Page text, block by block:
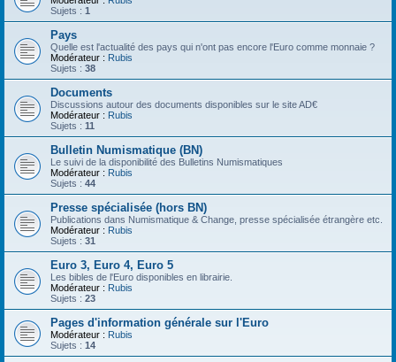
Sujets : 1
Pays
Quelle est l'actualité des pays qui n'ont pas encore l'Euro comme monnaie ?
Modérateur : Rubis
Sujets : 38
Documents
Discussions autour des documents disponibles sur le site AD€
Modérateur : Rubis
Sujets : 11
Bulletin Numismatique (BN)
Le suivi de la disponibilité des Bulletins Numismatiques
Modérateur : Rubis
Sujets : 44
Presse spécialisée (hors BN)
Publications dans Numismatique & Change, presse spécialisée étrangère etc.
Modérateur : Rubis
Sujets : 31
Euro 3, Euro 4, Euro 5
Les bibles de l'Euro disponibles en librairie.
Modérateur : Rubis
Sujets : 23
Pages d'information générale sur l'Euro
Modérateur : Rubis
Sujets : 14